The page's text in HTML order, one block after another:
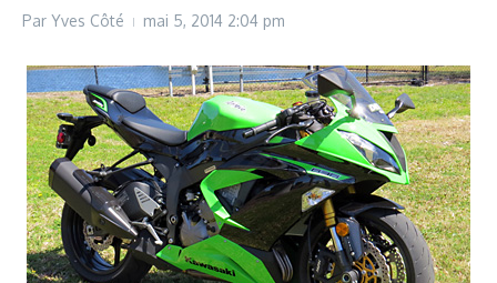
Par Yves Côté mai 5, 2014 2:04 pm